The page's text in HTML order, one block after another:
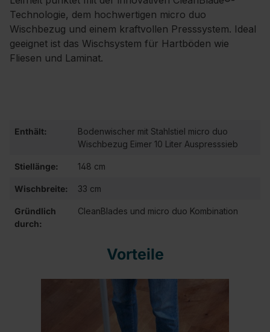
Technologie, dem hochwertigen micro duo
Wischbezug und einem kraftvollen Presssystem. Ideal
geeignet ist das Wischsystem für Hartböden wie
Fliesen und Laminat.
Enthält:
Bodenwischer mit Stahlstiel micro duo
Wischbezug Eimer 10 Liter Auspresssieb
Stiellänge: 148 cm
Wischbreite: 33 cm
Gründlich
durch:
CleanBlades und micro duo Kombination
Vorteile